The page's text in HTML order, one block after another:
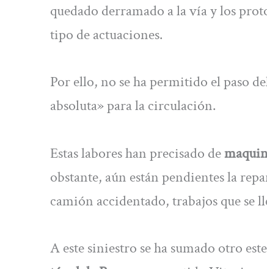
quedado derramado a la vía y los
tipo de actuaciones.
Por ello, no se ha permitido el paso
absoluta» para la circulación.
Estas labores han precisado de
obstante, aún están pendientes la
camión accidentado, trabajos que se
A este siniestro se ha sumado otro